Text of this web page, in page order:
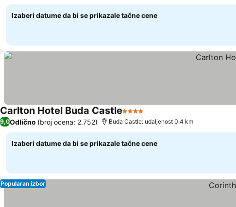
Izaberi datume da bi se prikazale tačne cene
Carlton Hotel Buda Castle4 Zvezdice
9,0Odlično (broj ocena: 2.752) Buda Castle: udaljenost 0.4 km
Izaberi datume da bi se prikazale tačne cene
Popularan izbor